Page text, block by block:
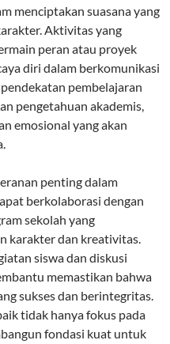
menciptakan suasana yang
Aktivitas yang
peran atau proyek
diri dalam berkomunikasi
pembelajaran
pengetahuan akademis,
emosional yang akan
penting dalam
berkolaborasi dengan
sekolah yang
karakter dan kreativitas.
siswa dan diskusi
memastikan bahwa
sukses dan berintegritas.
tidak hanya fokus pada
fondasi kuat untuk